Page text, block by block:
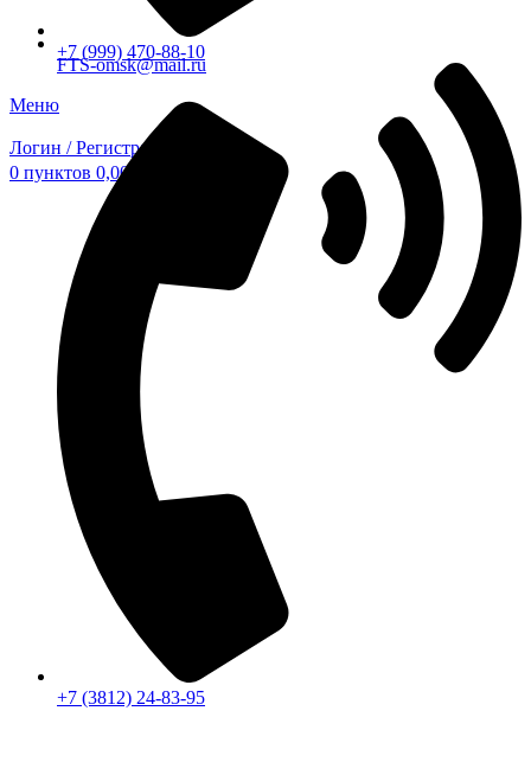
FTS-omsk@mail.ru
Меню
Логин / Регистрация
0 пунктов 0,00
+7 (999) 470-88-10
+7 (3812) 24-83-95